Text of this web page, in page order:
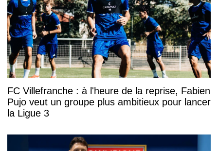
FC Villefranche : à l'heure de la reprise, Fabien
Pujo veut un groupe plus ambitieux pour lancer
la Ligue 3